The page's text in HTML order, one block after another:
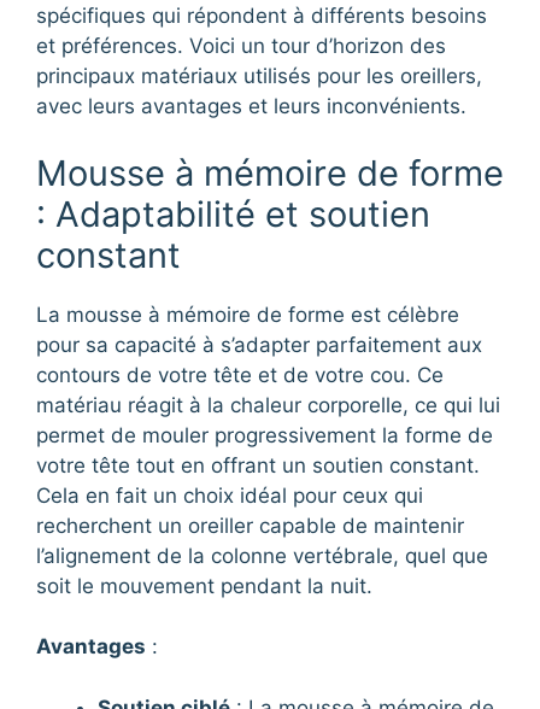
spécifiques qui répondent à différents besoins
et préférences. Voici un tour d’horizon des
principaux matériaux utilisés pour les oreillers,
avec leurs avantages et leurs inconvénients.
Mousse à mémoire de forme
: Adaptabilité et soutien
constant
La mousse à mémoire de forme est célèbre
pour sa capacité à s’adapter parfaitement aux
contours de votre tête et de votre cou. Ce
matériau réagit à la chaleur corporelle, ce qui lui
permet de mouler progressivement la forme de
votre tête tout en offrant un soutien constant.
Cela en fait un choix idéal pour ceux qui
recherchent un oreiller capable de maintenir
l’alignement de la colonne vertébrale, quel que
soit le mouvement pendant la nuit.
Avantages :